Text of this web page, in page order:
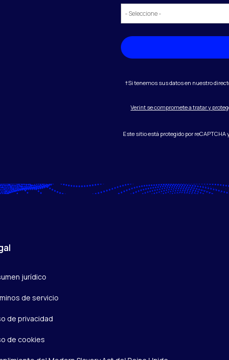
†Si tenemos sus datos en nuestro
Verint se compromete a tratar y
Este sitio está protegido por reCAPTCHA
jurídico
de servicio
de privacidad
de cookies